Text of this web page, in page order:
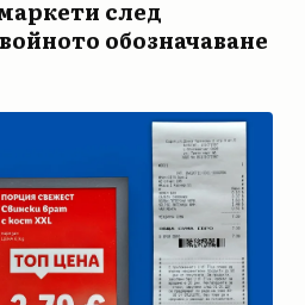
след
обозначаване